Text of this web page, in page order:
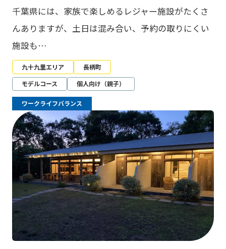
千葉県には、家族で楽しめるレジャー施設がたくさ
んありますが、土日は混み合い、予約の取りにくい
施設も…
九十九里エリア
長柄町
モデルコース
個人向け（親子）
ワークライフバランス